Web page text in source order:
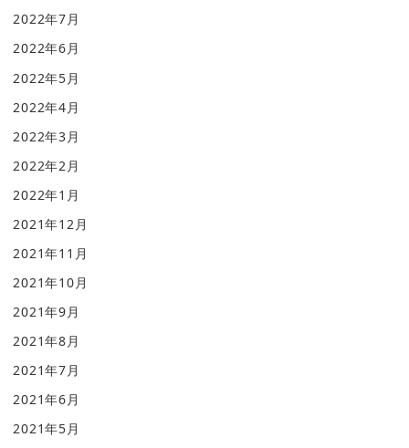
2022年7月
2022年6月
2022年5月
2022年4月
2022年3月
2022年2月
2022年1月
2021年12月
2021年11月
2021年10月
2021年9月
2021年8月
2021年7月
2021年6月
2021年5月